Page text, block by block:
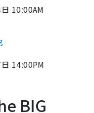
10:00AM
14:00PM
BIG